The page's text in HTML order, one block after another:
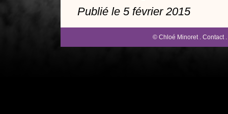
Publié le 5 février 2015
© Chloé Minoret . Contact.